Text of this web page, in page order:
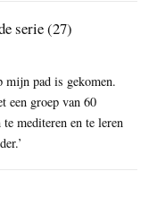
serie (27)
mijn pad is gekomen.
een groep van 60
mediteren en te leren